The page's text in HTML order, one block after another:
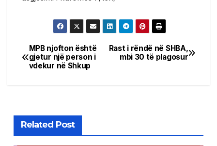
Post
navigation
Rast i rëndë në SHBA,
mbi 30 të plagosur
MPB njofton është
gjetur një person i
vdekur në Shkup
Related Post